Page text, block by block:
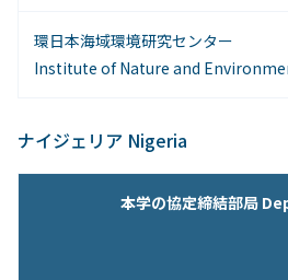
環日本海域環境研究センター
Institute of Nature and
ナイジェリア Nigeria
本学の協定締結部局